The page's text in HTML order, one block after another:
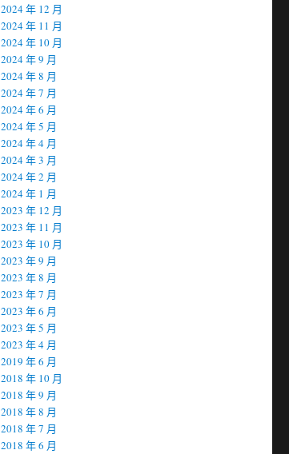
2024 年 12 月
2024 年 11 月
2024 年 10 月
2024 年 9 月
2024 年 8 月
2024 年 7 月
2024 年 6 月
2024 年 5 月
2024 年 4 月
2024 年 3 月
2024 年 2 月
2024 年 1 月
2023 年 12 月
2023 年 11 月
2023 年 10 月
2023 年 9 月
2023 年 8 月
2023 年 7 月
2023 年 6 月
2023 年 5 月
2023 年 4 月
2019 年 6 月
2018 年 10 月
2018 年 9 月
2018 年 8 月
2018 年 7 月
2018 年 6 月